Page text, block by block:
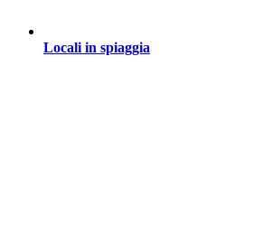
Locali in spiaggia